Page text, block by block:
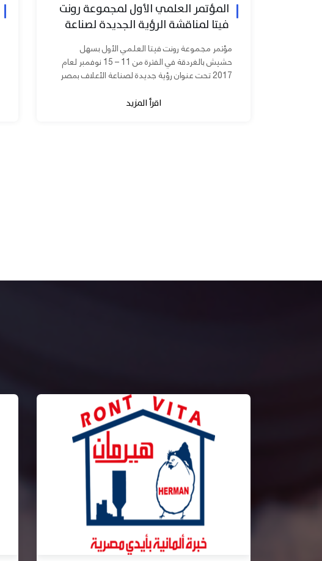
المؤتمر العلمي الأول لمجموعة رونت
فيتا لمناقشة الرؤية الجديدة لصناعة
الأعلاف بمصر
مؤتمر مجموعة رونت فيتا العلمي الأول بسهل
حشيش بالغردقة في الفترة من 11 – 15 نوفمبر لعام
2017 تحت عنوان رؤية جديدة لصناعة الأعلاف بمصر
اقرأ المزيد